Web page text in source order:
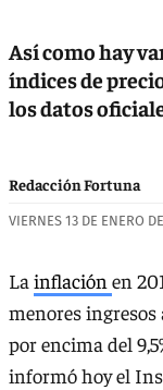
Así como hay
índices de
los datos
Redacción Fortuna
VIERNES 13 DE ENERO
La inflación en
menores ingresos
por encima del
informó hoy el